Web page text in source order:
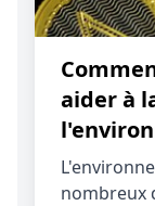
aider à
nombreux